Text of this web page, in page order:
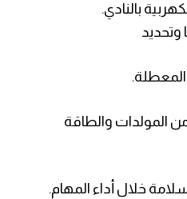
بالنادي.
المولدات والطاقة
خلال أداء المهام.